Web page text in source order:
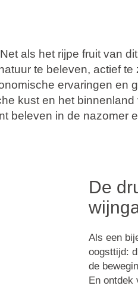
als het rijpe fruit van
te beleven, actief
ervaringen en
kust en het binnenland
beleven in de nazomer
De
Als een
oogsttijd:
de
En